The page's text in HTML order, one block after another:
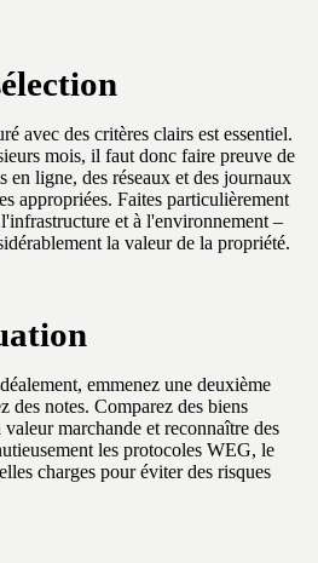
avec des critères clairs est essentiel.
mois, il faut donc faire preuve de
en ligne, des réseaux et des journaux
appropriées. Faites particulièrement
et à l'environnement –
la valeur de la propriété.
emmenez une deuxième
des notes. Comparez des biens
marchande et reconnaître des
les protocoles WEG, le
charges pour éviter des risques